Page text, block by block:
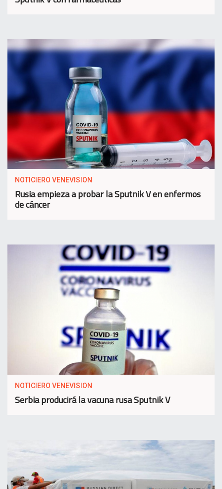
NOTICIERO VENEVISION
Rusia empieza a probar la Sputnik V en enfermos
de cáncer
NOTICIERO VENEVISION
Serbia producirá la vacuna rusa Sputnik V